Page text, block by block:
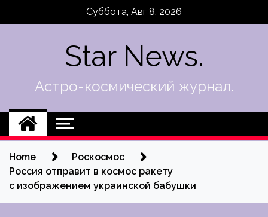
Суббота, Авг 8, 2026
Star News.
Астро-космический журнал.
Home
Роскосмос
Россия отправит в космос ракету
с изображением украинской бабушки